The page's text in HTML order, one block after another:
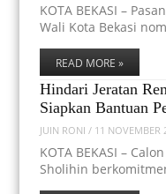
KOTA BEKASI –
Wali Kota Bekasi
READ MORE »
Hindari Jeratan
Siapkan Bantuan
JUIN RONI / 11 NOVEMBER
KOTA BEKASI –
Sholihin